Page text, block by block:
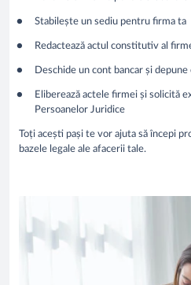
Stabilește un sediu pentru firma ta
Redactează actul constitutiv al
Deschide un cont bancar și depune
Eliberează actele firmei și solicită
Persoanelor Juridice
Toți acești pași te vor ajuta să începi
bazele legale ale afacerii tale.